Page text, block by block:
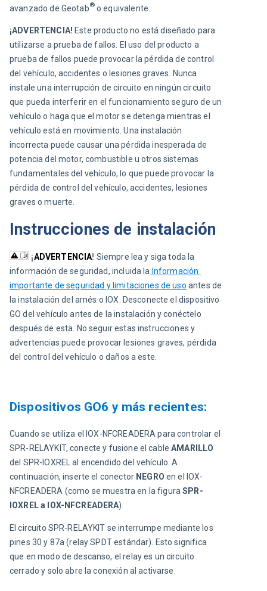
avanzado de Geotab® o equivalente.
¡ADVERTENCIA! Este producto no está diseñado para
utilizarse a prueba de fallos. El uso del producto a
prueba de fallos puede provocar la pérdida de control
del vehículo, accidentes o lesiones graves. Nunca
instale una interrupción de circuito en ningún circuito
que pueda interferir en el funcionamiento seguro de un
vehículo o haga que el motor se detenga mientras el
vehículo está en movimiento. Una instalación
incorrecta puede causar una pérdida inesperada de
potencia del motor, combustible u otros sistemas
fundamentales del vehículo, lo que puede provocar la
pérdida de control del vehículo, accidentes, lesiones
graves o muerte.
Instrucciones de instalación
¡ADVERTENCIA! Siempre lea y siga toda la
información de seguridad, incluida la Información
importante de seguridad y limitaciones de uso antes de
la instalación del arnés o IOX. Desconecte el dispositivo
GO del vehículo antes de la instalación y conéctelo
después de esta. No seguir estas instrucciones y
advertencias puede provocar lesiones graves, pérdida
del control del vehículo o daños a este.
Dispositivos GO6 y más recientes:
Cuando se utiliza el IOX-NFCREADERA para controlar el
SPR-RELAYKIT, conecte y fusione el cable AMARILLO
del SPR-IOXREL al encendido del vehículo. A
continuación, inserte el conector NEGRO en el IOX-
NFCREADERA (como se muestra en la figura SPR-
IOXREL a IOX-NFCREADERA).
El circuito SPR-RELAYKIT se interrumpe mediante los
pines 30 y 87a (relay SPDT estándar). Esto significa
que en modo de descanso, el relayes un circuito
cerrado y solo abre la conexión al activarse.